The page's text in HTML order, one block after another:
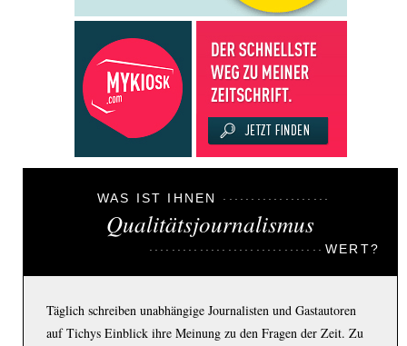
WAS IST IHNEN
Qualitätsjournalismus
WERT?
Täglich schreiben unabhängige Journalisten und Gastautoren
auf Tichys Einblick ihre Meinung zu den Fragen der Zeit. Zu